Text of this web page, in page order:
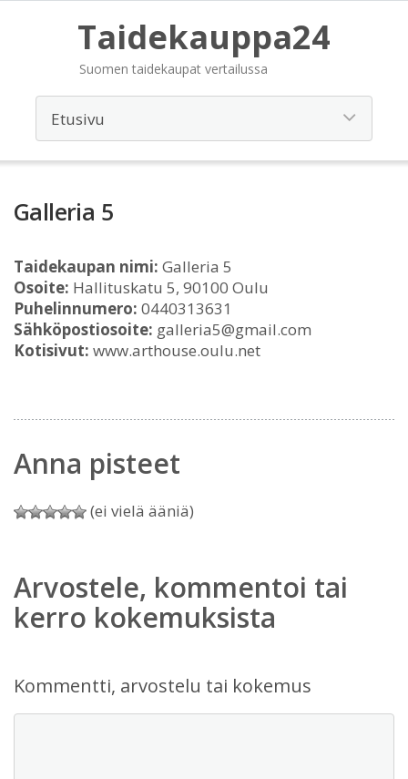
Taidekauppa24
Suomen taidekaupat vertailussa
Galleria 5
Taidekaupan nimi: Galleria 5
Osoite: Hallituskatu 5, 90100 Oulu
Puhelinnumero: 0440313631
Sähköpostiosoite: galleria5@gmail.com
Kotisivut: www.arthouse.oulu.net
Anna pisteet
(ei vielä ääniä)
Arvostele, kommentoi tai
kerro kokemuksista
Kommentti, arvostelu tai kokemus